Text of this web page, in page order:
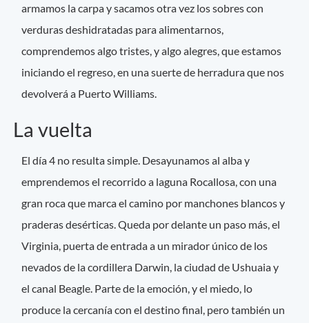
armamos la carpa y sacamos otra vez los sobres con
verduras deshidratadas para alimentarnos,
comprendemos algo tristes, y algo alegres, que estamos
iniciando el regreso, en una suerte de herradura que nos
devolverá a Puerto Williams.
La vuelta
El día 4 no resulta simple. Desayunamos al alba y
emprendemos el recorrido a laguna Rocallosa, con una
gran roca que marca el camino por manchones blancos y
praderas desérticas. Queda por delante un paso más, el
Virginia, puerta de entrada a un mirador único de los
nevados de la cordillera Darwin, la ciudad de Ushuaia y
el canal Beagle. Parte de la emoción, y el miedo, lo
produce la cercanía con el destino final, pero también un